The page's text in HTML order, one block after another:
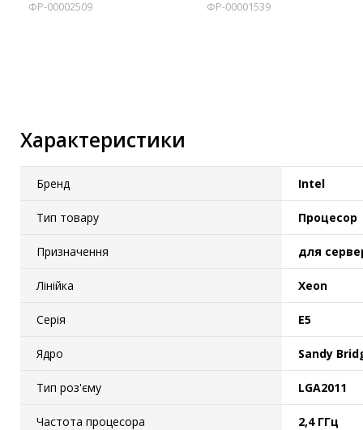
ФР-00002509 ФР-00001539
Характеристики
Бренд Intel
Тип товару Процесор
Призначення для
Лінійка Xeon
Серія E5
Ядро Sandy
Тип роз'єму LGA2011
Частота процесора 2,4 ГГц